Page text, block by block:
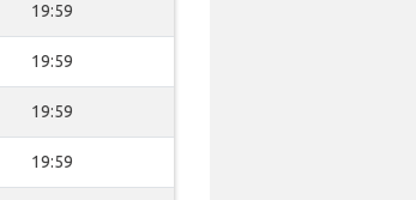
19:59
19:59
19:59
19:59